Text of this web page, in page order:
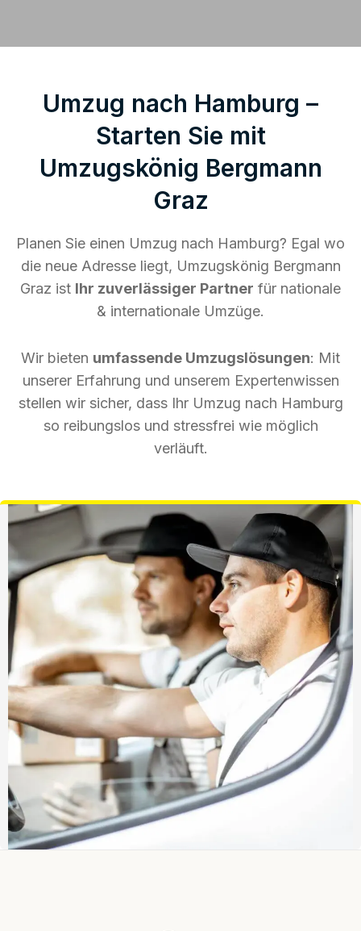
Umzug nach Hamburg –
Starten Sie mit
Umzugskönig Bergmann
Graz
Planen Sie einen Umzug nach Hamburg? Egal wo
die neue Adresse liegt, Umzugskönig Bergmann
Graz ist Ihr zuverlässiger Partner für nationale
& internationale Umzüge.
Wir bieten umfassende Umzugslösungen: Mit
unserer Erfahrung und unserem Expertenwissen
stellen wir sicher, dass Ihr Umzug nach Hamburg
so reibungslos und stressfrei wie möglich
verläuft.